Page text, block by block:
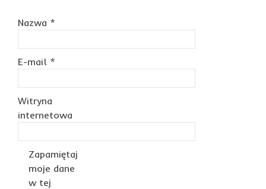
Nazwa *
E-mail *
Witryna
internetowa
Zapamiętaj
moje dane
w tej